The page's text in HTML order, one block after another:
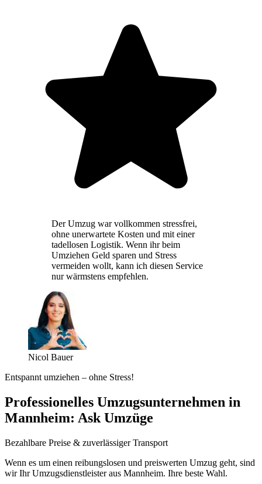
Der Umzug war vollkommen stressfrei,
ohne unerwartete Kosten und mit einer
tadellosen Logistik. Wenn ihr beim
Umziehen Geld sparen und Stress
vermeiden wollt, kann ich diesen Service
nur wärmstens empfehlen.
Nicol Bauer
Entspannt umziehen – ohne Stress!
Professionelles Umzugsunternehmen in
Mannheim: Ask Umzüge
Bezahlbare Preise & zuverlässiger Transport
Wenn es um einen reibungslosen und preiswerten Umzug geht, sind
wir Ihr Umzugsdienstleister aus Mannheim. Ihre beste Wahl.